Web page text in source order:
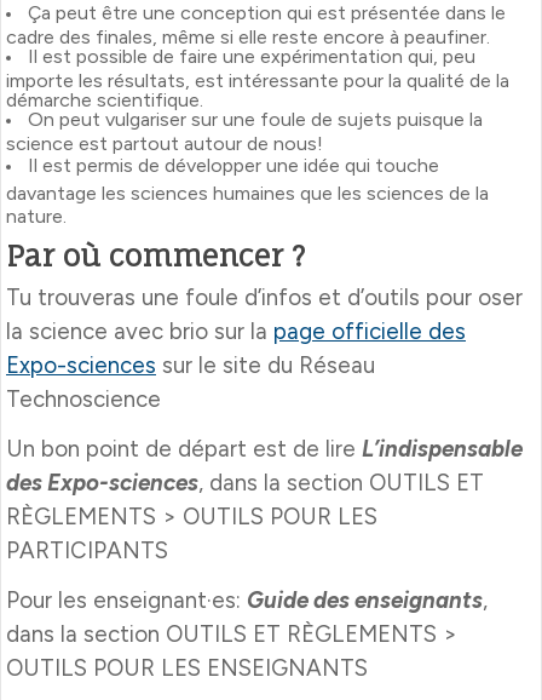
Ça peut être une conception qui est présentée dans le
cadre des finales, même si elle reste encore à peaufiner.
Il est possible de faire une expérimentation qui, peu
importe les résultats, est intéressante pour la qualité de la
démarche scientifique.
On peut vulgariser sur une foule de sujets puisque la
science est partout autour de nous!
Il est permis de développer une idée qui touche
davantage les sciences humaines que les sciences de la
nature.
Par où commencer ?
Tu trouveras une foule d’infos et d’outils pour oser
la science avec brio sur la page officielle des
Expo-sciences sur le site du Réseau
Technoscience
Un bon point de départ est de lire L’indispensable
des Expo-sciences, dans la section OUTILS ET
RÈGLEMENTS > OUTILS POUR LES
PARTICIPANTS
Pour les enseignant·es: Guide des enseignants,
dans la section OUTILS ET RÈGLEMENTS >
OUTILS POUR LES ENSEIGNANTS